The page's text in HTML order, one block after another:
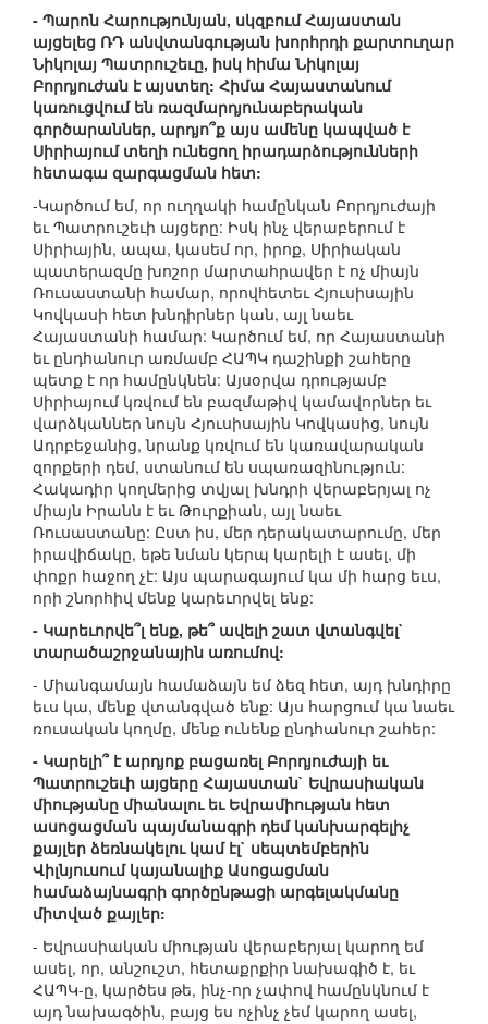
- Պարոն Հարությունյան, սկզբում Հայաստան
այցելեց ՌԴ անվտանգության խորհրդի քարտուղար
Նիկոլայ Պատրուշեւը, իսկ հիմա Նիկոլայ
Բորդյուժան է այստեղ: Հիմա Հայաստանում
կառուցվում են ռազմարդյունաբերական
գործարաններ, արդյո՞ք այս ամենը կապված է
Սիրիայում տեղի ունեցող իրադարձությունների
հետագա զարգացման հետ:
-Կարծում եմ, որ ուղղակի համընկան Բորդյուժայի
եւ Պատրուշեւի այցերը: Իսկ ինչ վերաբերում է
Սիրիային, ապա, կասեմ որ, իրոք, Սիրիական
պատերազմը խոշոր մարտահրավեր է ոչ միայն
Ռուսաստանի համար, որովհետեւ Հյուսիսային
Կովկասի հետ խնդիրներ կան, այլ նաեւ
Հայաստանի համար: Կարծում եմ, որ Հայաստանի
եւ ընդհանուր առմամբ ՀԱՊԿ դաշինքի շահերը
պետք է որ համընկնեն: Այսօրվա դրությամբ
Սիրիայում կռվում են բազմաթիվ կամավորներ եւ
վարձկաններ նույն Հյուսիսային Կովկասից, նույն
Ադրբեջանից, նրանք կռվում են կառավարական
զորքերի դեմ, ստանում են սպառազինություն:
Հակադիր կողմերից տվյալ խնդրի վերաբերյալ ոչ
միայն Իրանն է եւ Թուրքիան, այլ նաեւ
Ռուսաստանը: Ըստ իս, մեր դերակատարումը, մեր
իրավիճակը, եթե նման կերպ կարելի է ասել, մի
փոքր հաջող չէ: Այս պարագայում կա մի հարց եւս,
որի շնորհիվ մենք կարեւորվել ենք:
- Կարեւորվե՞լ ենք, թե՞ ավելի շատ վտանգվել`
տարածաշրջանային առումով:
- Միանգամայն համաձայն եմ ձեզ հետ, այդ խնդիրը
եւս կա, մենք վտանգված ենք: Այս հարցում կա նաեւ
ռուսական կողմը, մենք ունենք ընդհանուր շահեր:
- Կարելի՞ է արդյոք բացառել Բորդյուժայի եւ
Պատրուշեւի այցերը Հայաստան` Եվրասիական
միությանը միանալու եւ Եվրամիության հետ
ասոցացման պայմանագրի դեմ կանխարգելիչ
քայլեր ձեռնակելու կամ էլ` սեպտեմբերին
Վիլնյուսում կայանալիք Ասոցացման
համաձայնագրի գործընթացի արգելակմանը
միտված քայլեր:
- Եվրասիական միության վերաբերյալ կարող եմ
ասել, որ, անշուշտ, հետաքրքիր նախագիծ է, եւ
ՀԱՊԿ-ը, կարծես թե, ինչ-որ չափով համընկնում է
այդ նախագծին, բայց ես ոչինչ չեմ կարող ասել,